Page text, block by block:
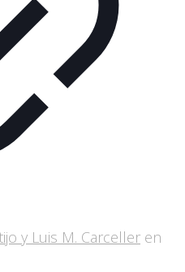
y Luis M. Carceller en